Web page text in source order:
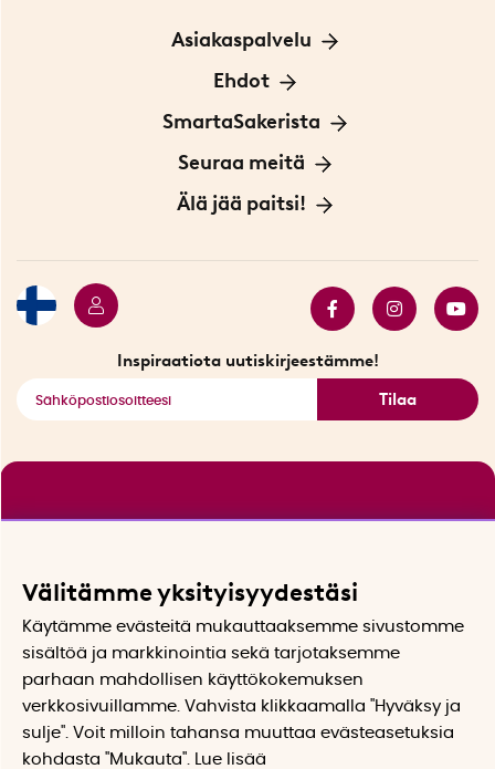
Asiakaspalvelu
Ota yhteyttä
Ehdot
Tietoa evästeistä
Yksityisyydensuoja
Sopimusehdot
SmartaSakerista
Meistä
Myymälä Tukholmassa
Seuraa meitä
Innovaattoriblogi
Älä jää paitsi!
Inspiraatiota uutiskirjeestämme!
Tilaa
Välitämme yksityisyydestäsi
Käytämme evästeitä mukauttaaksemme sivustomme
sisältöä ja markkinointia sekä tarjotaksemme
parhaan mahdollisen käyttökokemuksen
verkkosivuillamme. Vahvista klikkaamalla "Hyväksy ja
sulje". Voit milloin tahansa muuttaa evästeasetuksia
kohdasta "Mukauta". Lue lisää